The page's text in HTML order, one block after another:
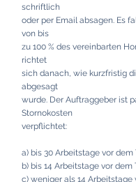
schriftlich
oder per Email absagen. Es
von bis
zu 100 % des vereinbarten
richtet
sich danach, wie kurzfristig
abgesagt
wurde. Der Auftraggeber ist
Stornokosten
verpflichtet:
a) bis 30 Arbeitstage vor
b) bis 14 Arbeitstage vor
c) weniger als 14 Arbeitstage